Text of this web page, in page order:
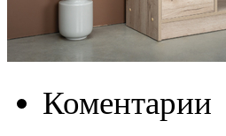
Коментарии